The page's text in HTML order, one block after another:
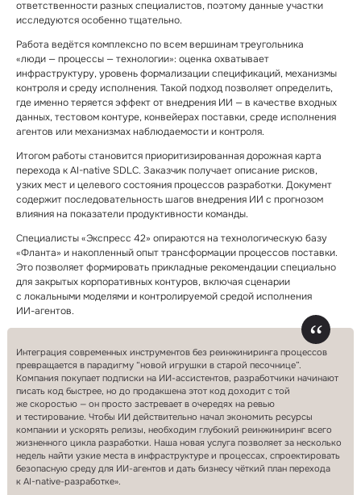
ответственности разных специалистов, поэтому данные участки
исследуются особенно тщательно.
Работа ведётся комплексно по всем вершинам треугольника
«люди — процессы — технологии»: оценка охватывает
инфраструктуру, уровень формализации спецификаций, механизмы
контроля и среду исполнения. Такой подход позволяет определить,
где именно теряется эффект от внедрения ИИ — в качестве входных
данных, тестовом контуре, конвейерах поставки, среде исполнения
агентов или механизмах наблюдаемости и контроля.
Итогом работы становится приоритизированная дорожная карта
перехода к AI⁠-⁠native SDLC. Заказчик получает описание рисков,
узких мест и целевого состояния процессов разработки. Документ
содержит последовательность шагов внедрения ИИ с прогнозом
влияния на показатели продуктивности команды.
Специалисты «Экспресс 42» опираются на технологическую базу
«Фланта» и накопленный опыт трансформации процессов поставки.
Это позволяет формировать прикладные рекомендации специально
для закрытых корпоративных контуров, включая сценарии
с локальными моделями и контролируемой средой исполнения
ИИ⁠-⁠агентов.
Интеграция современных инструментов без реинжиниринга процессов
превращается в парадигму “новой игрушки в старой песочнице”.
Компания покупает подписки на ИИ⁠-⁠ассистентов, разработчики начинают
писать код быстрее, но до продакшена этот код доходит с той
же скоростью — он просто застревает в очередях на ревью
и тестирование. Чтобы ИИ действительно начал экономить ресурсы
компании и ускорять релизы, необходим глубокий реинжиниринг всего
жизненного цикла разработки. Наша новая услуга позволяет за несколько
недель найти узкие места в инфраструктуре и процессах, спроектировать
безопасную среду для ИИ⁠-⁠агентов и дать бизнесу чёткий план перехода
к AI⁠-⁠native⁠-⁠разработке».